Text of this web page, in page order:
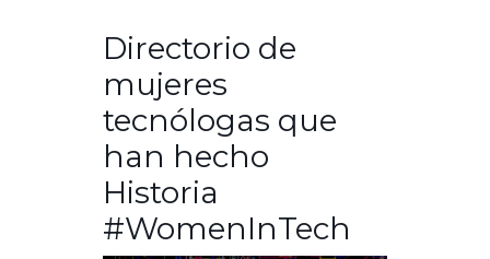
Directorio de
mujeres
tecnólogas que
han hecho
Historia
#WomenInTech